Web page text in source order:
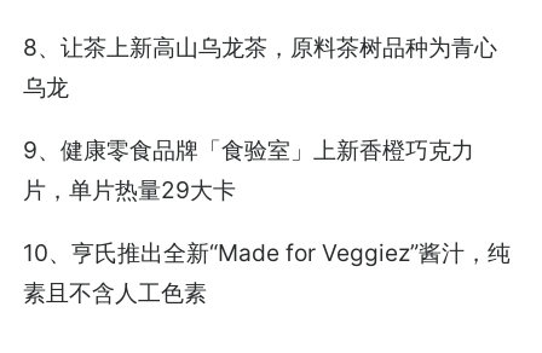
8、让茶上新高山乌龙茶，原料茶树品种为青心
乌龙
9、健康零食品牌「食验室」上新香橙巧克力
片，单片热量29大卡
10、亨氏推出全新“Made for Veggiez”酱汁，纯
素且不含人工色素